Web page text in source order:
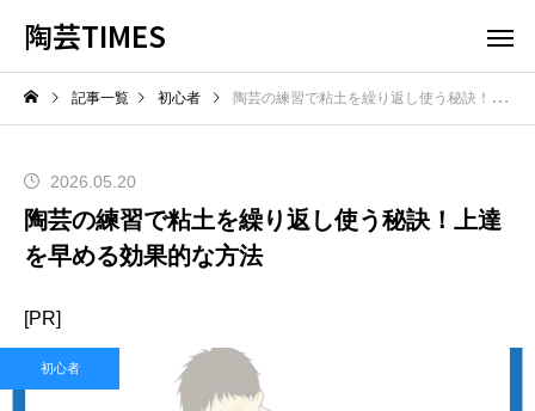
陶芸TIMES
記事一覧 初心者 陶芸の練習で粘土を繰り返し使う秘訣！上達を早める効果的な方法
2026.05.20
陶芸の練習で粘土を繰り返し使う秘訣！上達
を早める効果的な方法
[PR]
初心者